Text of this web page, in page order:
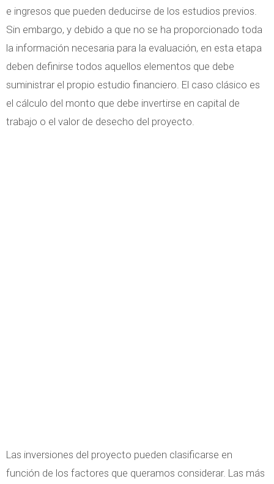
e ingresos que pueden deducirse de los estudios previos.
Sin embargo, y debido a que no se ha proporcionado toda
la información necesaria para la evaluación, en esta etapa
deben definirse todos aquellos elementos que debe
suministrar el propio estudio financiero. El caso clásico es
el cálculo del monto que debe invertirse en capital de
trabajo o el valor de desecho del proyecto.
Las inversiones del proyecto pueden clasificarse en
función de los factores que queramos considerar. Las más